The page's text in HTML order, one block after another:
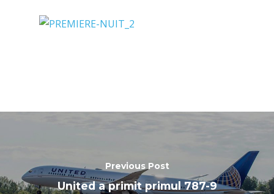
Previous Post
United a primit primul 787-9